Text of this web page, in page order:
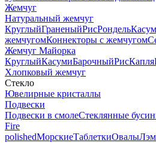
Жемчуг
Натуральный жемчуг
КруглыйГраненыйРисРондель
жемчугомКоннекторы с жемчугом
Жемчуг Майорка
КруглыйКасумиБарочныйРисКапля
Хлопковый жемчуг
Стекло
Ювелирные кристаллы
Подвески
Подвески в смолеСтеклянные
Fire
polishedМорскиеТаблеткиОвалы